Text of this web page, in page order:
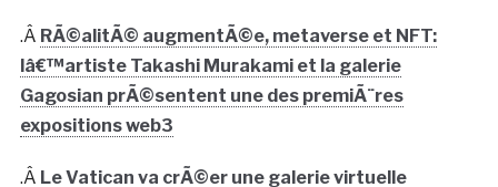
.Â RÃ©alitÃ© augmentÃ©e, metaverse et NFT:
lâ€™artiste Takashi Murakami et la galerie
Gagosian prÃ©sentent une des premiÃ¨res
expositions web3
.Â Le Vatican va crÃ©er une galerie virtuelle